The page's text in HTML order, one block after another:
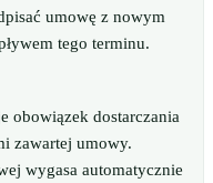
umowę z nowym
tego terminu.
obowiązek dostarczania
zawartej umowy.
wygasa automatycznie